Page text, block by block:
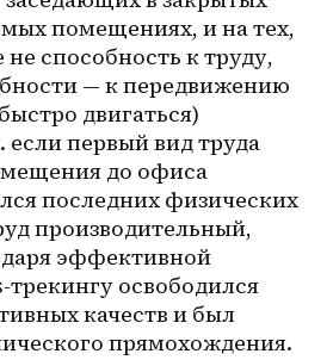
помещениях, и на тех,
способность к труду,
— к передвижению
двигаться)
если первый вид труда
до офиса
последних физических
производительный,
эффективной
трекингу освободился
качеств и был
прямохождения.